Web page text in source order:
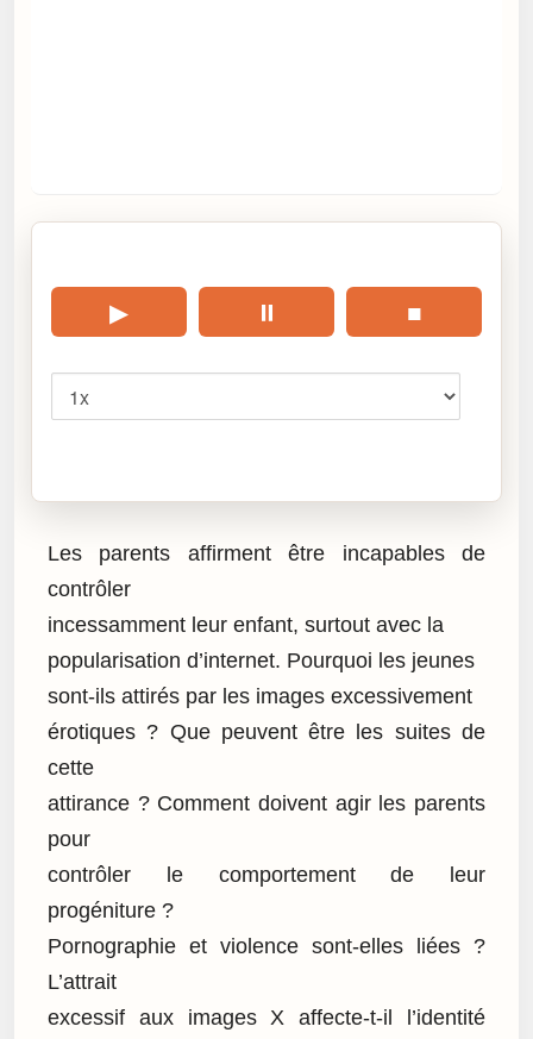
▶ ⏸ ■
Les parents affirment être incapables de
contrôler
incessamment leur enfant, surtout avec la
popularisation d’internet. Pourquoi les jeunes
sont-ils attirés par les images excessivement
érotiques ? Que peuvent être les suites de
cette
attirance ? Comment doivent agir les parents
pour
contrôler le comportement de leur
progéniture ?
Pornographie et violence sont-elles liées ?
L’attrait
excessif aux images X affecte-t-il l’identité